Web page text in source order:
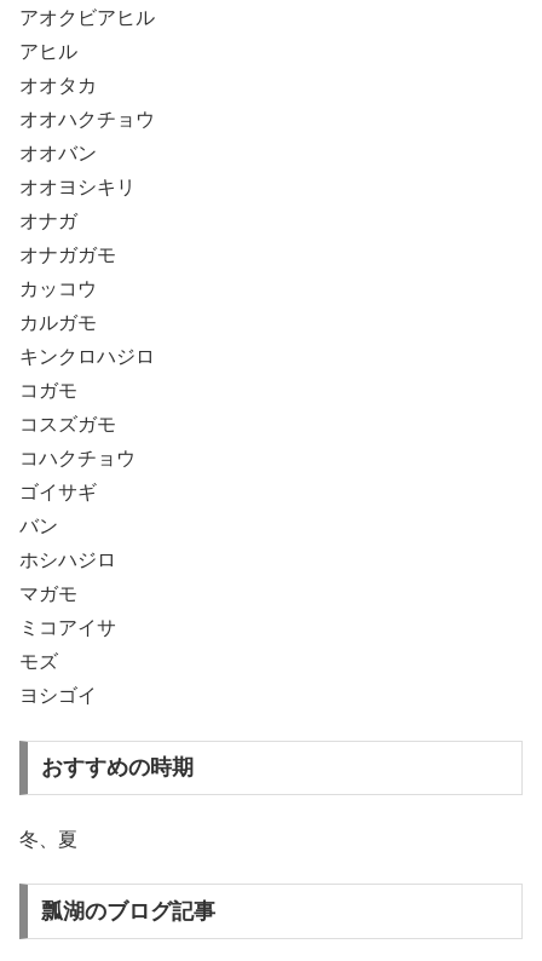
アオクビアヒル
アヒル
オオタカ
オオハクチョウ
オオバン
オオヨシキリ
オナガ
オナガガモ
カッコウ
カルガモ
キンクロハジロ
コガモ
コスズガモ
コハクチョウ
ゴイサギ
バン
ホシハジロ
マガモ
ミコアイサ
モズ
ヨシゴイ
おすすめの時期
冬、夏
瓢湖のブログ記事